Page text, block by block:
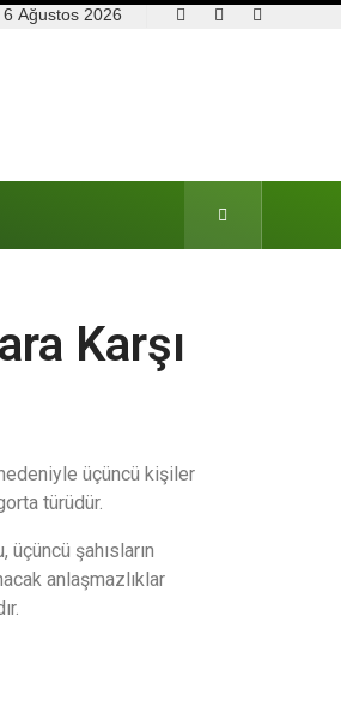
6 Ağustos 2026
Karşı
üçüncü kişiler
türüdür.
şahısların
anlaşmazlıklar